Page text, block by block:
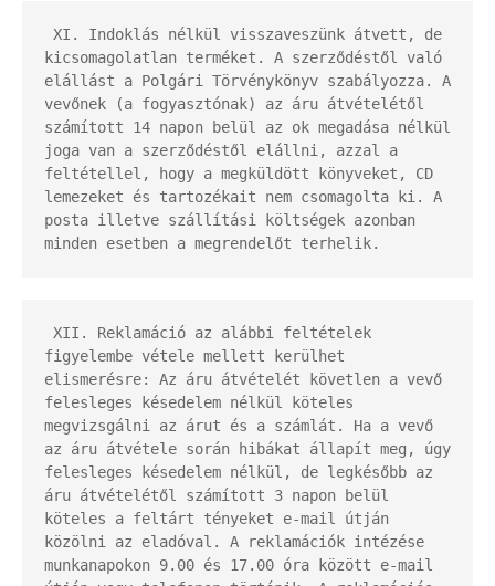
kicsomagolatlan terméket. A szerződéstől való
elállást a Polgári Törvénykönyv szabályozza. A
vevőnek (a fogyasztónak) az áru átvételétől
számított 14 napon belül az ok megadása nélkül
joga van a szerződéstől elállni, azzal a
feltétellel, hogy a megküldött könyveket, CD
lemezeket és tartozékait nem csomagolta ki. A
posta illetve szállítási költségek azonban
minden esetben a megrendelőt terhelik.
figyelembe vétele mellett kerülhet
elismerésre: Az áru átvételét követlen a vevő
felesleges késedelem nélkül köteles
megvizsgálni az árut és a számlát. Ha a vevő
az áru átvétele során hibákat állapít meg, úgy
felesleges késedelem nélkül, de legkésőbb az
áru átvételétől számított 3 napon belül
köteles a feltárt tényeket e-mail útján
közölni az eladóval. A reklamációk intézése
munkanapokon 9.00 és 17.00 óra között e-mail